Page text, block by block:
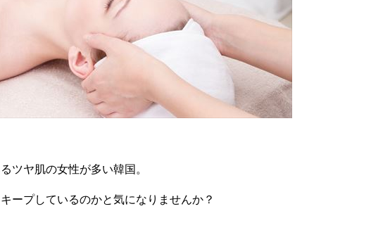
ツヤ肌の女性が多い韓国。
ープしているのかと気になりませんか？